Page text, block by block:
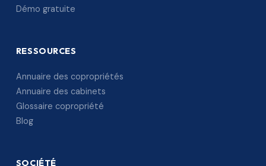
Démo gratuite
RESSOURCES
Annuaire des copropriétés
Annuaire des cabinets
Glossaire copropriété
Blog
SOCIÉTÉ